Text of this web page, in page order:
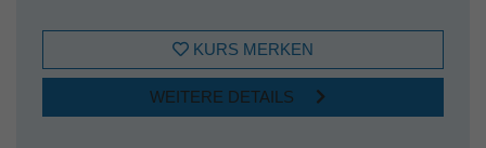
KURS MERKEN
WEITERE DETAILS